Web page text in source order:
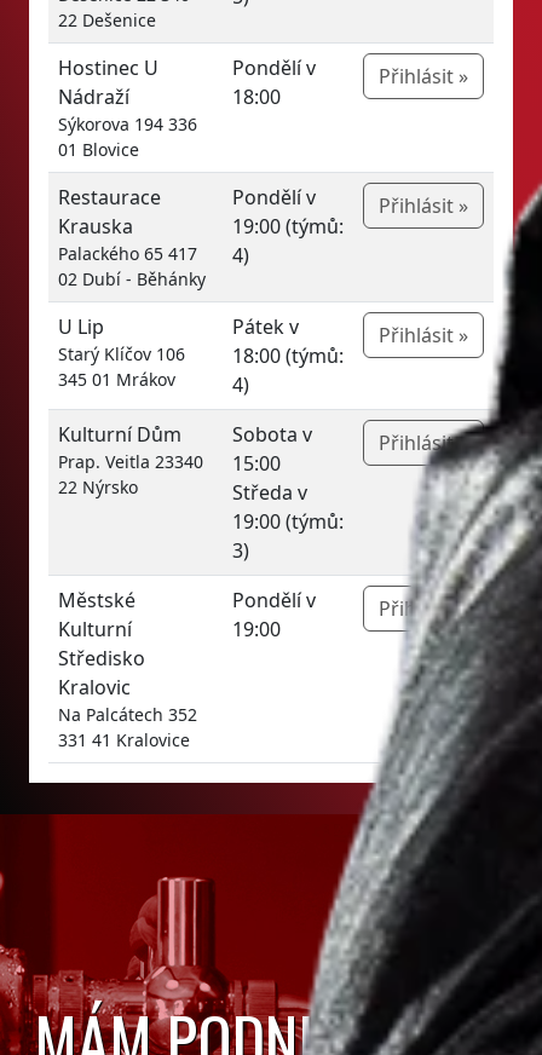
22 Dešenice
Hostinec U
Nádraží
Sýkorova 194 336
01 Blovice
Pondělí v
18:00
Přihlásit »
Restaurace
Krauska
Palackého 65 417
02 Dubí - Běhánky
Pondělí v
19:00 (týmů:
4)
Přihlásit »
U Lip
Starý Klíčov 106
345 01 Mrákov
Pátek v
18:00 (týmů:
4)
Přihlásit »
Kulturní Dům
Prap. Veitla 23340
22 Nýrsko
Sobota v
15:00
Středa v
19:00 (týmů:
3)
Přihlásit »
Městské
Kulturní
Středisko
Kralovic
Na Palcátech 352
331 41 Kralovice
Pondělí v
19:00
Přihlásit »